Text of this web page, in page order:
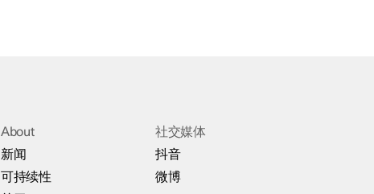
About
新闻
可持续性
社交媒体
抖音
微博